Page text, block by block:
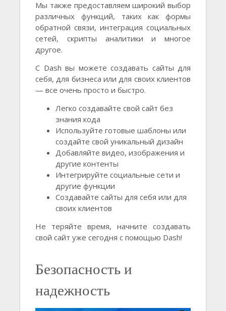
Мы также предоставляем широкий выбор
различных функций, таких как формы
обратной связи, интеграция социальных
сетей, скрипты аналитики и многое
другое.
С Dash вы можете создавать сайты для
себя, для бизнеса или для своих клиентов
— все очень просто и быстро.
Легко создавайте свой сайт без
знания кода
Используйте готовые шаблоны или
создайте свой уникальный дизайн
Добавляйте видео, изображения и
другие контенты
Интегрируйте социальные сети и
другие функции
Создавайте сайты для себя или для
своих клиентов
Не теряйте время, начните создавать
свой сайт уже сегодня с помощью Dash!
Безопасность и
надежность